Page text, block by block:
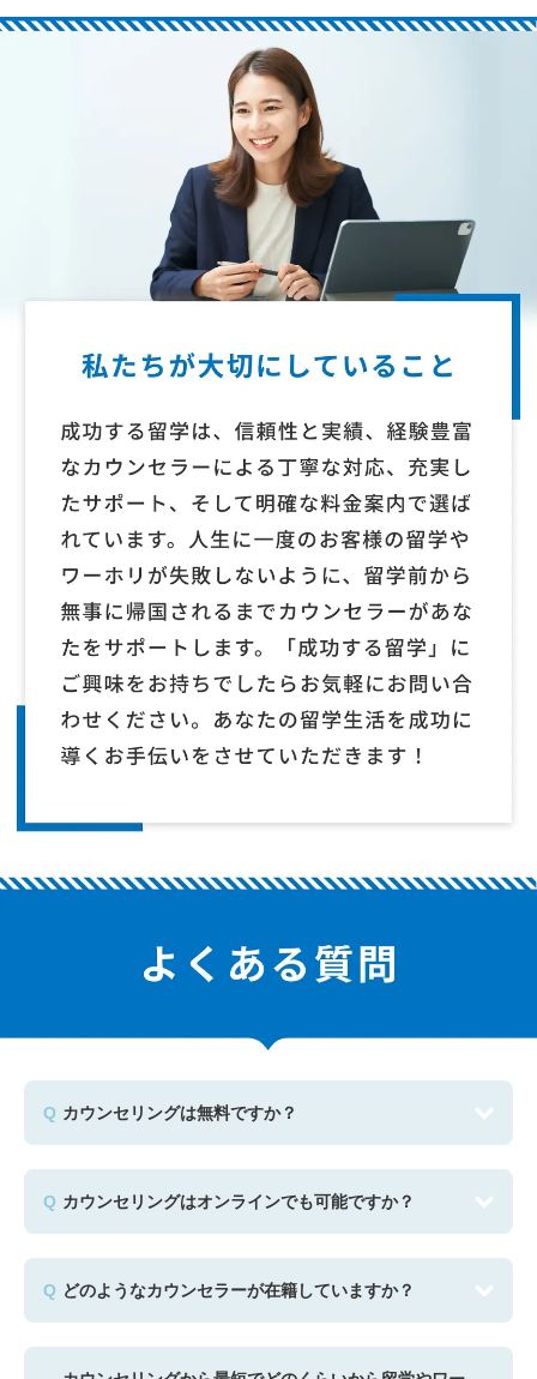
カウンセリングは無料ですか？
カウンセリングはオンラインでも可能ですか？
どのようなカウンセラーが在籍していますか？